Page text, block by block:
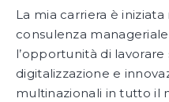
La mia carriera è
consulenza
l’opportunità di
digitalizzazione e
multinazionali in tutto il